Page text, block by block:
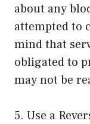
about any
attempted to
mind that
obligated to
may not be
5. Use a